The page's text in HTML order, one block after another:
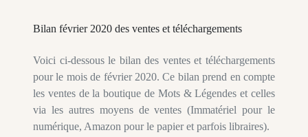
Bilan février 2020 des ventes et téléchargements
Voici ci-dessous le bilan des ventes et téléchargements
pour le mois de février 2020. Ce bilan prend en compte
les ventes de la boutique de Mots & Légendes et celles
via les autres moyens de ventes (Immatériel pour le
numérique, Amazon pour le papier et parfois libraires).